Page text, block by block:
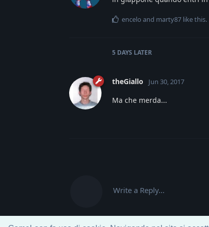
encelo and marty87 like this.
5 DAYS LATER
theGiallo Jun 30, 2017
Ma che merda...
Write a Reply...